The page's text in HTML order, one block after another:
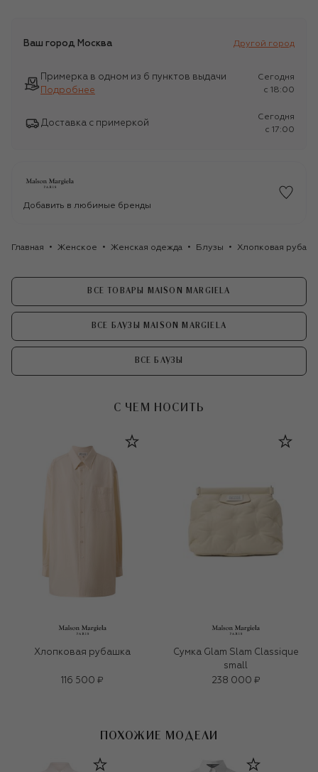
Ваш город Москва Другой город
Примерка в одном из 6 пунктов выдачи
Подробнее
Сегодня
c 18:00
Доставка с примеркой
Сегодня
c 17:00
Добавить в любимые бренды
Главная Женское Женская одежда Блузы Хлопковая
ВСЕ ТОВАРЫ MAISON MARGIELA
ВСЕ БЛУЗЫ MAISON MARGIELA
ВСЕ БЛУЗЫ
С ЧЕМ НОСИТЬ
Хлопковая рубашка
116 500 ₽
Сумка Glam Slam Classique
small
238 000 ₽
ПОХОЖИЕ МОДЕЛИ